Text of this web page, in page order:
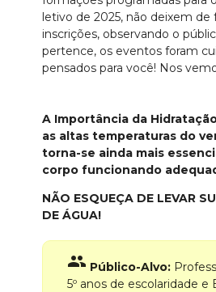
letivo de 2025, não deixem de
inscrições, observando o
pertence, os eventos foram
pensados para você! Nos
A Importância da
as altas temperaturas do
torna-se ainda mais
corpo funcionando
NÃO ESQUEÇA DE LEVAR
DE ÁGUA!
group Público-Alvo:
5º anos de escolaridade e